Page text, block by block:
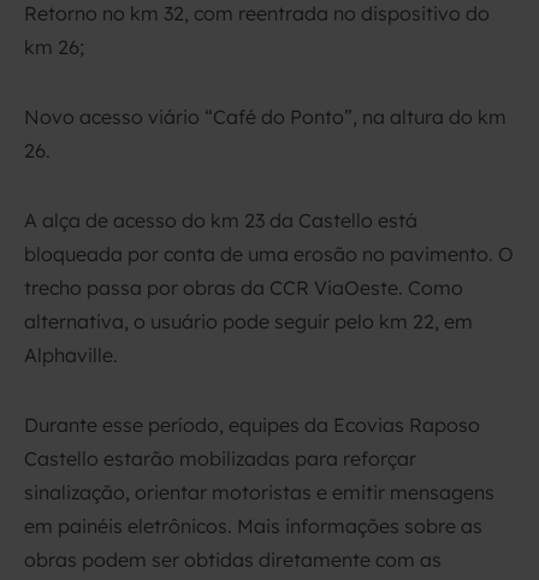
Retorno no km 32, com reentrada no dispositivo do
km 26;
Novo acesso viário “Café do Ponto”, na altura do km
26.
A alça de acesso do km 23 da Castello está
bloqueada por conta de uma erosão no pavimento. O
trecho passa por obras da CCR ViaOeste. Como
alternativa, o usuário pode seguir pelo km 22, em
Alphaville.
Durante esse período, equipes da Ecovias Raposo
Castello estarão mobilizadas para reforçar
sinalização, orientar motoristas e emitir mensagens
em painéis eletrônicos. Mais informações sobre as
obras podem ser obtidas diretamente com as